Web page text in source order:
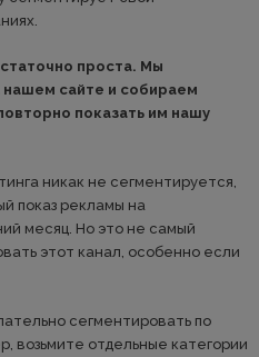
проста. Мы
сайте и собираем
показать им нашу
никак не сегментируется,
показ рекламы на
месяц. Но это не самый
этот канал, особенно если
сегментировать по
возьмите отдельные категории